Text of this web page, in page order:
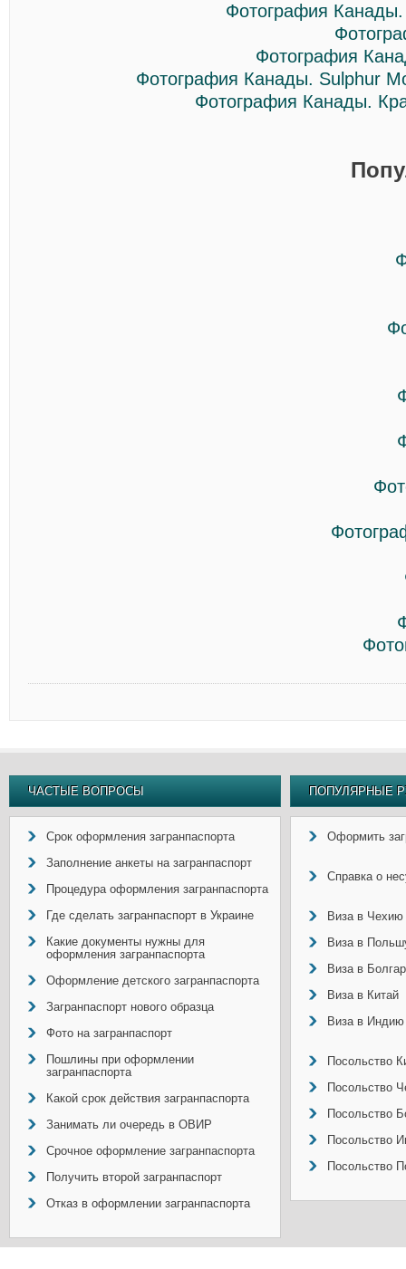
Фотография
Фотография
Фотография Канады. Sulphur
Фотография Канады.
ЧАСТЫЕ ВОПРОСЫ
Срок оформления загранпаспорта
Заполнение анкеты на загранпаспорт
Процедура оформления загранпаспорта
Где сделать загранпаспорт в Украине
Какие документы нужны для
оформления загранпаспорта
Оформление детского загранпаспорта
Загранпаспорт нового образца
Фото на загранпаспорт
Пошлины при оформлении
загранпаспорта
Какой срок действия загранпаспорта
Занимать ли очередь в ОВИР
Срочное оформление загранпаспорта
Получить второй загранпаспорт
Отказ в оформлении загранпаспорта
ПОПУЛЯРНЫЕ
Оформить
Справка о
Виза в Чехию
Виза в
Виза в
Виза в Китай
Виза в Индию
Посольство
Посольство
Посольство
Посольство
Посольство